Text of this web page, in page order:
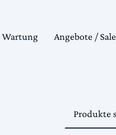
Wartung Angebote / Sale